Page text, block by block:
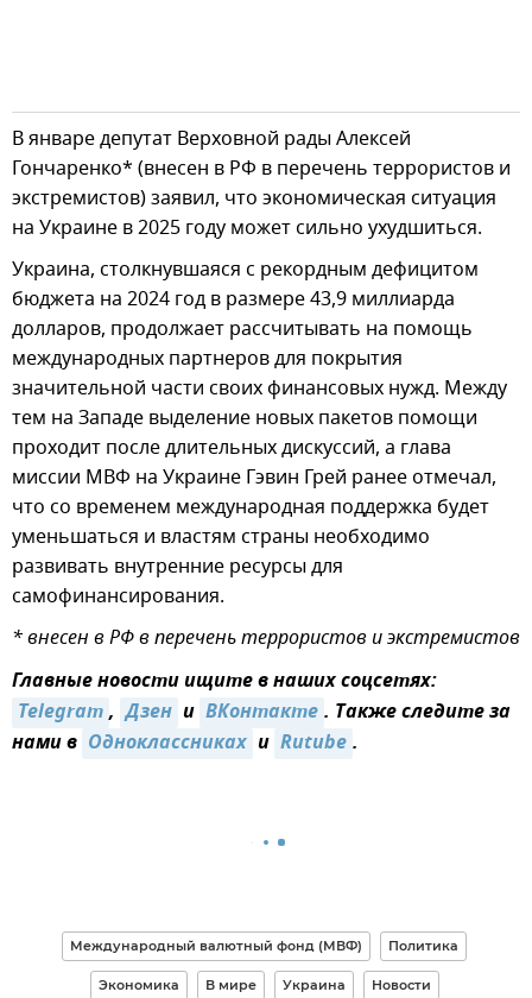
В январе депутат Верховной рады Алексей
Гончаренко* (внесен в РФ в перечень террористов и
экстремистов) заявил, что экономическая ситуация
на Украине в 2025 году может сильно ухудшиться.
Украина, столкнувшаяся с рекордным дефицитом
бюджета на 2024 год в размере 43,9 миллиарда
долларов, продолжает рассчитывать на помощь
международных партнеров для покрытия
значительной части своих финансовых нужд. Между
тем на Западе выделение новых пакетов помощи
проходит после длительных дискуссий, а глава
миссии МВФ на Украине Гэвин Грей ранее отмечал,
что со временем международная поддержка будет
уменьшаться и властям страны необходимо
развивать внутренние ресурсы для
самофинансирования.
* внесен в РФ в перечень террористов и экстремистов
Главные новости ищите в наших соцсетях:
Telegram, Дзен и ВКонтакте. Также следите за
нами в Одноклассниках и Rutube.
Международный валютный фонд (МВФ) Политика
Экономика В мире Украина Новости